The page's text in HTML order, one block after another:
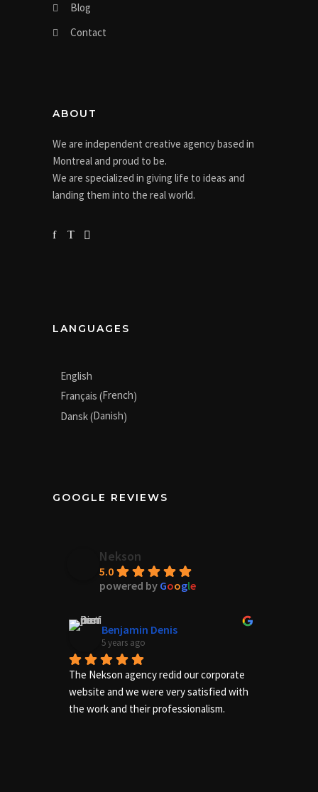
Blog
Contact
ABOUT
We are independent creative agency based in
Montreal and proud to be.
We are specialized in giving life to ideas and
landing them into the real world.
LANGUAGES
English
Français (French)
Dansk(Danish)
GOOGLE REVIEWS
Nekson
5.0
powered by Google
Benjamin Denis
5 years ago
The Nekson agency redid our corporate
website and we were very satisfied with
the work and their professionalism.